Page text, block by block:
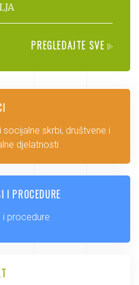
PREGLEDAJTE SVE
socijalne skrbi, društvene i
djelatnosti
I PROCEDURE
i procedure